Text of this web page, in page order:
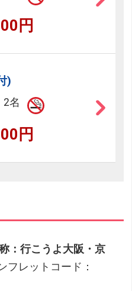
円
)
2名
円
：行こうよ大阪・京
フレットコード：